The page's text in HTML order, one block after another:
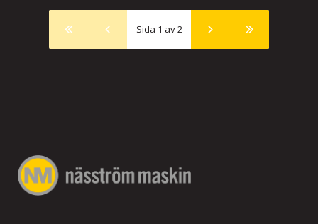
Sida 1 av 2